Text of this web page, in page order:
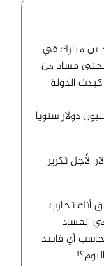
بن مبارك في
فساد من
الدولة
كيف صرفنا ٦٠٠ ألف مليون دولار سنويا
١٨٠ مليون دولار، لأجل تكرير
أنك تحارب
الفساد
أي فاسد